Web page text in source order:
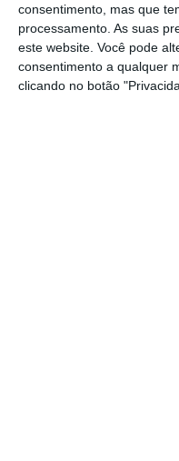
consentimento, mas que
processamento. As suas
este website. Você pode
consentimento a qualquer
clicando no botão
presidentes das
Ventura propõe